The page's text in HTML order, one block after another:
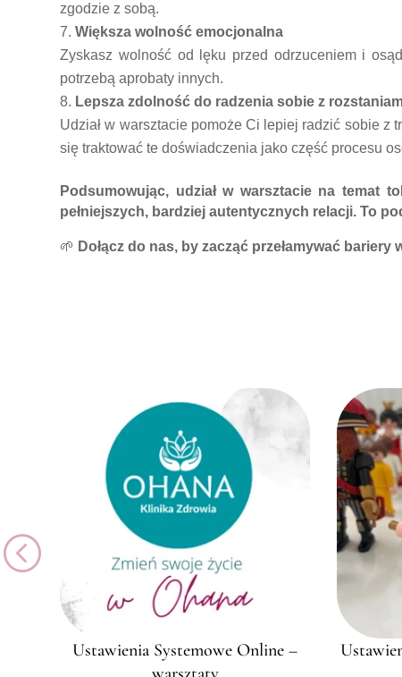
zgodzie z sobą.
Większa wolność emocjonalna
Zyskasz wolność od lęku przed odrzuceniem i
potrzebą aprobaty innych.
Lepsza zdolność do radzenia sobie z
Udział w warsztacie pomoże Ci lepiej radzić sobie z
się traktować te doświadczenia jako część procesu
Podsumowując, udział w warsztacie na temat
pełniejszych, bardziej autentycznych relacji. To
🌱 Dołącz do nas, by zacząć przełamywać
Ustawienia Systemowe Online –